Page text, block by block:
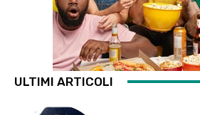
ULTIMI ARTICOLI